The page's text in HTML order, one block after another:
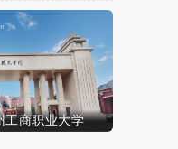
工商职业大学